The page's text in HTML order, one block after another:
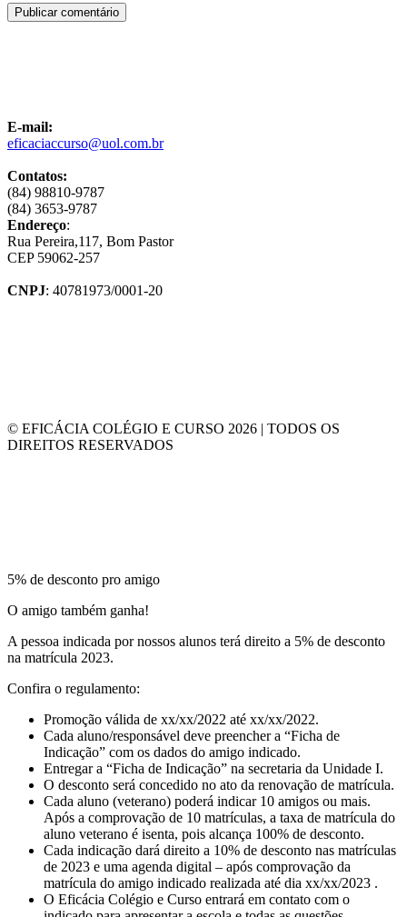
E-mail:
eficaciaccurso@uol.com.br
Contatos:
(84) 98810-9787
(84) 3653-9787
Endereço:
Rua Pereira,117, Bom Pastor
CEP 59062-257
CNPJ: 40781973/0001-20
© EFICÁCIA COLÉGIO E CURSO 2026 | TODOS OS
DIREITOS RESERVADOS
5% de desconto pro amigo
O amigo também ganha!
A pessoa indicada por nossos alunos terá direito a 5% de desconto
na matrícula 2023.
Confira o regulamento:
Promoção válida de xx/xx/2022 até xx/xx/2022.
Cada aluno/responsável deve preencher a “Ficha de
Indicação” com os dados do amigo indicado.
Entregar a “Ficha de Indicação” na secretaria da Unidade I.
O desconto será concedido no ato da renovação de matrícula.
Cada aluno (veterano) poderá indicar 10 amigos ou mais.
Após a comprovação de 10 matrículas, a taxa de matrícula do
aluno veterano é isenta, pois alcança 100% de desconto.
Cada indicação dará direito a 10% de desconto nas matrículas
de 2023 e uma agenda digital – após comprovação da
matrícula do amigo indicado realizada até dia xx/xx/2023 .
O Eficácia Colégio e Curso entrará em contato com o